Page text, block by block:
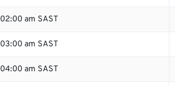
02:00 am SAST
03:00 am SAST
04:00 am SAST